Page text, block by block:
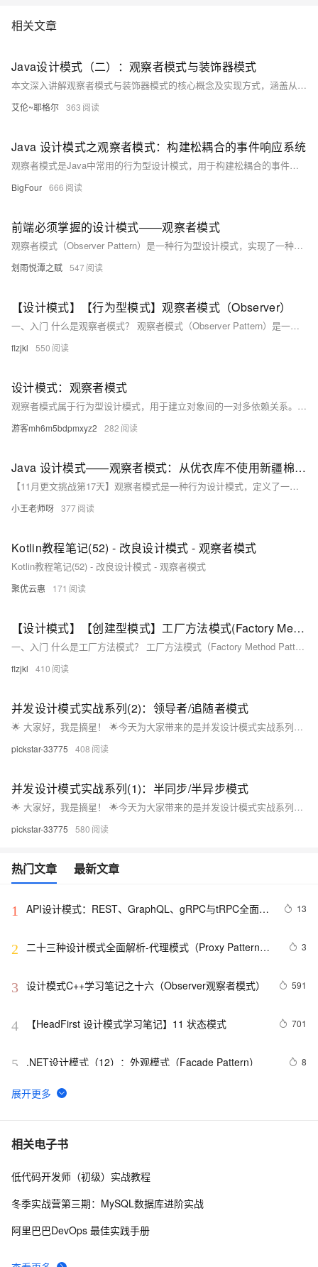
相关文章
Java设计模式（二）：观察者模式与装饰器模式
本文深入讲解观察者模式与装饰器模式的核心概念及实现方式，涵盖从基础理论到实战应用的全面内容。观察者模式实现对象间松耦合通信，适用于事件通知机制；装饰器模式通过组合方式动态扩展对象功能，避免子类爆炸。文章通过Java示例展示两者在GUI、IO流、Web中间件等场景的应用，并提供常见陷阱与面试高频问题解析，助你写出灵活、可维护的代码。
艾伦~耶格尔 363
Java 设计模式之观察者模式：构建松耦合的事件响应系统
观察者模式是Java中常用的行为型设计模式，用于构建松耦合的事件响应系统。当一个对象状态改变时，所有依赖它的观察者将自动收到通知并更新。该模式通过抽象耦合实现发布-订阅机制，广泛应用于GUI事件处理、消息通知、数据监控等场景，具有良好的可扩展性和维护性。
BigFour 666
前端必须掌握的设计模式——观察者模式
观察者模式（Observer Pattern）是一种行为型设计模式，实现了一种订阅机制。它包含两个角色：**观察者**（订阅消息、接收通知并执行操作）和**被观察者**（维护观察者列表、发送通知）。两者通过一对多的关系实现解耦，当被观察者状态改变时，会通知所有订阅的观察者。例如，商店老板作为被观察者，记录客户的需求并在商品到货时通知他们。前端应用中，如DOM事件注册、MutationObserver等也体现了这一模式。
划雨悦潭之赋 547
【设计模式】【行为型模式】观察者模式（Observer）
一、入门 什么是观察者模式？ 观察者模式（Observer Pattern）是一种行为设计模式，它定义了对象之间的一对多依赖关系，当一个对象的状态发生改变时，所有依赖于它的对象都会收到通知并自动更新。
flzjkl 550
设计模式：观察者模式
观察者模式属于行为型设计模式，用于建立对象间的一对多依赖关系。当主题（Subject）状态变化时，所有依赖的观察者（Observer）会自动收到通知并更新。
游客mh6m5bdpmxyz2 282
Java 设计模式——观察者模式：从优衣库不使用新疆棉事件看系统的动态响应
【11月更文挑战第17天】观察者模式是一种行为设计模式，定义了一对多的依赖关系，使多个观察者对象能直接监听并响应某一主题对象的状态变化。本文介绍了观察者模式的基本概念、商业系统中的应用实例，如优衣库事件中各相关方的动态响应，以及模式的优势和实际系统设计中的应用建议，包括事件驱动架构和消息队列的使用。
小王老师呀 377
Kotlin教程笔记(52) - 改良设计模式 - 观察者模式
Kotlin教程笔记(52) - 改良设计模式 - 观察者模式
聚优云惠 171
【设计模式】【创建型模式】工厂方法模式(Factory Methods)
一、入门 什么是工厂方法模式？ 工厂方法模式（Factory Method Pattern）是一种创建型设计模式，它定义了一个用于创建对象的接口，但由子类决定实例化哪个类。工厂方法模式使类的实例化延迟
flzjkl 410
并发设计模式实战系列(2)：领导者/追随者模式
🌟 ​大家好，我是摘星！​ 🌟今天为大家带来的是并发设计模式实战系列，第二章领导者/追随者（Leader/Followers）模式，废话不多说直接开始~
pickstar-33775 408
并发设计模式实战系列(1)：半同步/半异步模式
🌟 ​大家好，我是摘星！​ 🌟今天为大家带来的是并发设计模式实战系列，第一章半同步/半异步（Half-Sync/Half-Async）模式，废话不多说直接开始~
pickstar-33775 580
热门文章 最新文章
1
API设计模式：REST、GraphQL、gRPC与tRPC全面解
13
2 二十三种设计模式全面解析-代理模式（Proxy Pattern）
3
3 设计模式C++学习笔记之十六（Observer观察者模式） 591
4 【HeadFirst 设计模式学习笔记】11 状态模式 701
5 .NET设计模式（12）：外观模式（Façade Pattern） 8
6
Net设计模式实例之解释器模式（Interpreter Pattern）
7 23种设计模式之策略模式（Strategy）
8 Net设计模式实例之适配器模式（Adapter Pattern）
相关电子书
低代码开发师（初级）实战教程
冬季实战营第三期：MySQL数据库进阶实战
阿里巴巴DevOps 最佳实践手册